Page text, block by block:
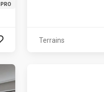
PRO
Terrains